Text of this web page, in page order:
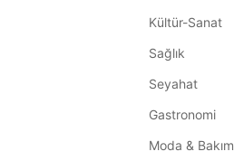
Kültür-Sanat
Sağlık
Seyahat
Gastronomi
Moda & Bakım